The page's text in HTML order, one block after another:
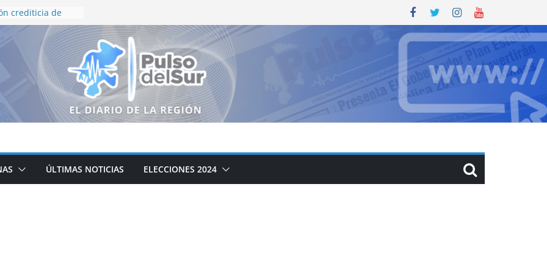
crediticia de
HR Ratings
en finanzas
de Zacatecas
Generalizada
de Zacatecas
integral de
institucional en
al
ÚLTIMAS NOTICIAS ELECCIONES 2024